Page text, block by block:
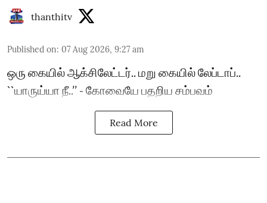
thanthitv
Published on: 07 Aug 2026, 9:27 am
ஒரு கையில் ஆக்சிலேட்டர்.. மறு கையில் லேப்டாப்..
``யாருய்யா நீ..’’ - கோவையே பதறிய சம்பவம்
Read More